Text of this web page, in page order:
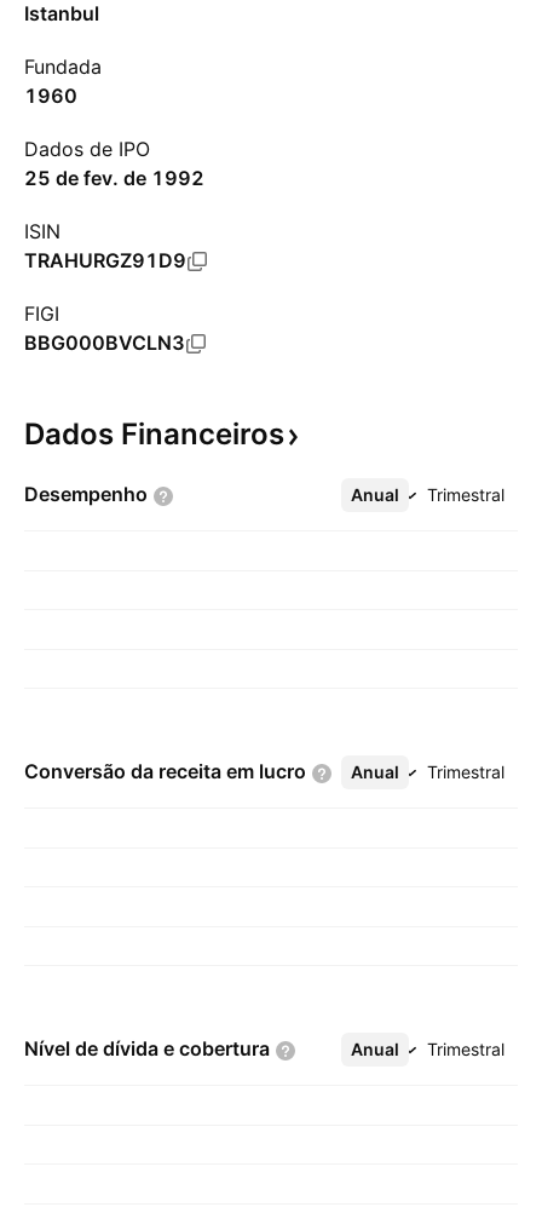
Istanbul
Fundada
1960
Dados de IPO
25 de fev. de 1992
ISIN
TRAHURGZ91D9
FIGI
BBG000BVCLN3
Dados Financeiros
Desempenho Anual Trimestral
Mais
Conversão da receita em lucro Anual Trimestral
Mais
Nível de dívida e cobertura Anual Trimestral
Mais